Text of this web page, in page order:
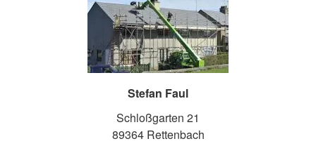
Stefan Faul
Schloßgarten 21
89364 Rettenbach